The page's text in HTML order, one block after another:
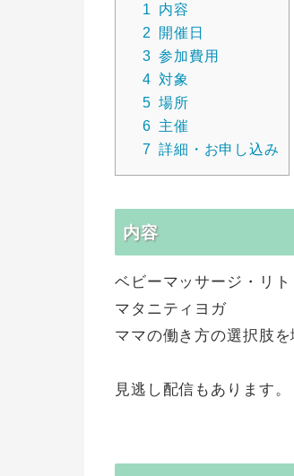
1
内容
2
開催日
3 参加費用
4 対象
5 場所
6 主催
7 詳細・お申し込み
内容
ベビーマッサージ・リ
マタニティヨガ
ママの働き方の選択肢
見逃し配信もあります。